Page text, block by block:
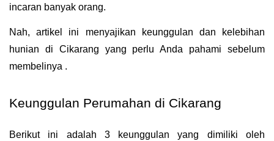
incaran banyak orang.
Nah, artikel ini menyajikan keunggulan dan kelebihan
hunian di Cikarang yang perlu Anda pahami sebelum
membelinya .
Keunggulan Perumahan di Cikarang
Berikut ini adalah 3 keunggulan yang dimiliki oleh